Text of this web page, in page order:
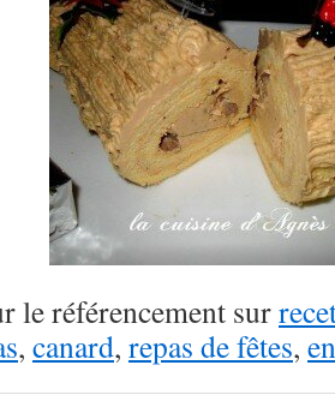
le référencement sur
, canard, repas de fêtes,